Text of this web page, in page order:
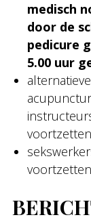
medisch
door de
pedicure
5.00 uur